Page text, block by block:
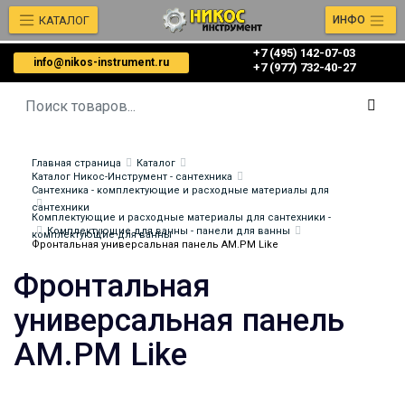
info@nikos-instrument.ru
+7 (495) 142-07-03
‎‎+7 (977) 732-40-27
КАТАЛОГ ИНФО
Главная страница
Каталог
Каталог Никос-Инструмент - сантехника
Сантехника - комплектующие и расходные материалы для
сантехники
Комплектующие и расходные материалы для сантехники -
комплектующие для ванны
Комплектующие для ванны - панели для ванны
Фронтальная универсальная панель AM.PM Like
Фронтальная
универсальная панель
AM.PM Like